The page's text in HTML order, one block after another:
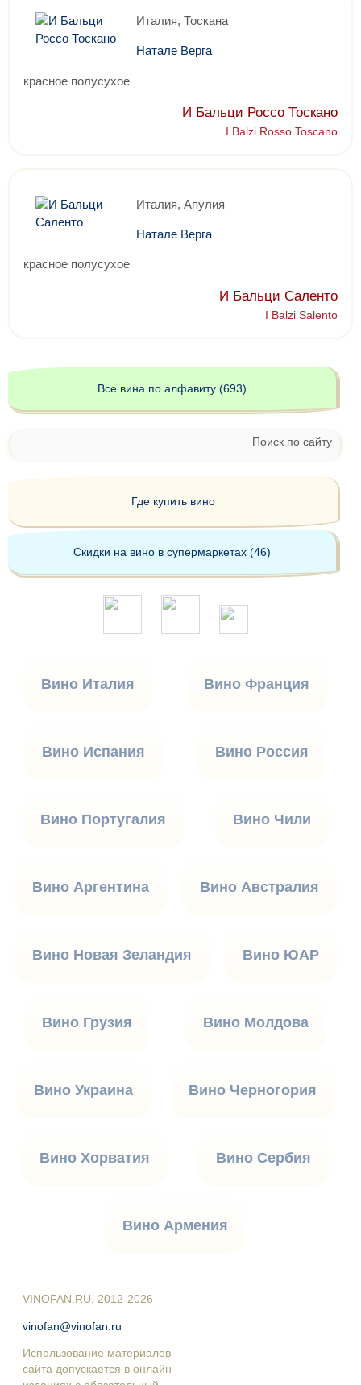
Италия, Тоскана
Натале Верга
красное полусухое
И Бальци Россо Тоскано
I Balzi Rosso Toscano
Италия, Апулия
Натале Верга
красное полусухое
И Бальци Саленто
I Balzi Salento
Все вина по алфавиту (693)
Поиск по сайту
Где купить вино
Скидки на вино в супермаркетах (46)
Вино Италия Вино Франция
Вино Испания Вино Россия
Вино Португалия Вино Чили
Вино Аргентина Вино Австралия
Вино Новая Зеландия Вино ЮАР
Вино Грузия Вино Молдова
Вино Украина Вино Черногория
Вино Хорватия Вино Сербия
Вино Армения
VINOFAN.RU, 2012-2026
vinofan@vinofan.ru
Использование материалов
сайта допускается в онлайн-